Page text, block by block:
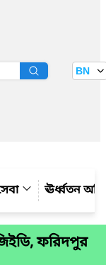
BN
ঊর্ধ্বতন
ফরিদপুর